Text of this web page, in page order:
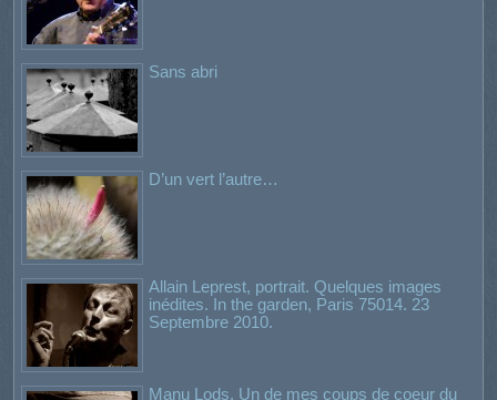
Sans abri
D’un vert l’autre…
Allain Leprest, portrait. Quelques images
inédites. In the garden, Paris 75014. 23
Septembre 2010.
Manu Lods. Un de mes coups de coeur du